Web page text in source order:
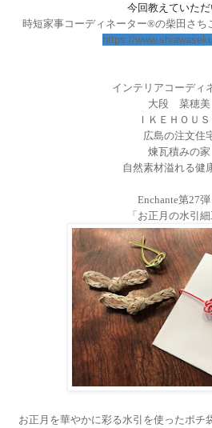
今回教えていただ
時短家事コーディネーター®の柴田さち
https://
インテリアコーディ
大段 菜穂美
ＩＫＥＨＯＵＳ
広島の注文住
煉瓦積みの家
自然素材溢れる健
Enchante第27弾
「お正月の水引細
お正月を華やかに彩る水引を使ったポチ